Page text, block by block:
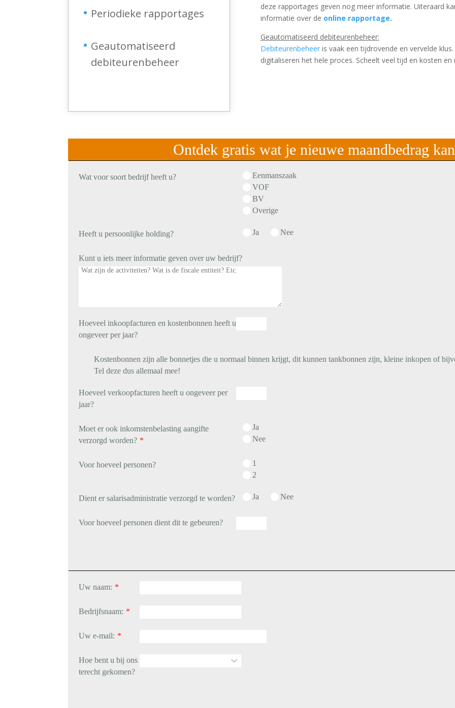
Periodieke rapportages
Geautomatiseerd
debiteurenbeheer
deze rapportages geven nog meer informatie. Uiteraard
informatie over de online rapportage.
Geautomatiseerd debiteurenbeheer:
Debiteurenbeheeris vaak een tijdrovende en vervelde
digitaliseren het hele proces. Scheelt veel tijd en kosten
Ontdek gratis wat je nieuwe maandbedrag
Wat voor soort bedrijf heeft u?
Eenmanszaak
VOF
BV
Overige
Heeft u persoonlijke holding? Ja Nee
Kunt u iets meer informatie geven over uw bedrijf?
Hoeveel inkoopfacturen en kostenbonnen heeft u
ongeveer per jaar?
Kostenbonnen zijn alle bonnetjes die u normaal binnen krijgt, dit kunnen tankbonnen zijn, kleine inkopen of
Tel deze dus allemaal mee!
Hoeveel verkoopfacturen heeft u ongeveer per
jaar?
Moet er ook inkomstenbelasting aangifte
verzorgd worden? *
Ja
Nee
Voor hoeveel personen?
1
2
Dient er salarisadministratie verzorgd te worden? Ja Nee
Voor hoeveel personen dient dit te gebeuren?
Uw naam: *
Bedrijfsnaam: *
Uw e-mail: *
Hoe bent u bij ons
terecht gekomen?